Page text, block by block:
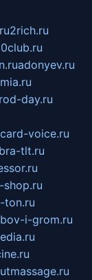
2rich.ru
adonyev.ru
day.ru
card-voice.ru
tlt.ru
shop.ru
ton.ru
i-grom.ru